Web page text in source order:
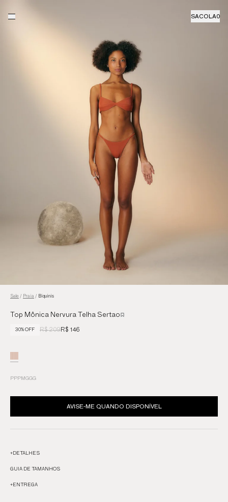
SACOLA0
Sale / Praia / Biquinis
Top Mônica Nervura Telha Sertao
30% OFF R$ 209R$ 146
PPPMGGG
AVISE-ME QUANDO DISPONÍVEL
+DETALHES
GUIA DE TAMANHOS
+ENTREGA